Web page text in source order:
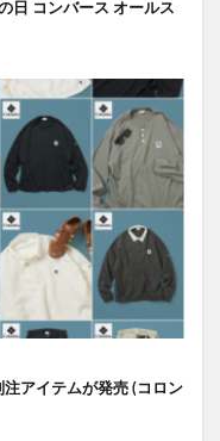
日 コンバース オールス
注アイテムが発売 (コロン